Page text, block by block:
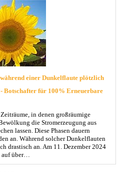
einer Dunkelflaute plötzlich
Botschafter für 100% Erneuerbare
in denen großräumige
die Stromerzeugung aus
lassen. Diese Phasen dauern
an. Während solcher Dunkelflauten
drastisch an. Am 11. Dezember 2024
auf über…